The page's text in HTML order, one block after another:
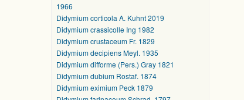
1966
Didymium corticola A. Kuhnt 2019
Didymium crassicolle Ing 1982
Didymium crustaceum Fr. 1829
Didymium decipiens Meyl. 1935
Didymium difforme (Pers.) Gray 1821
Didymium dubium Rostaf. 1874
Didymium eximium Peck 1879